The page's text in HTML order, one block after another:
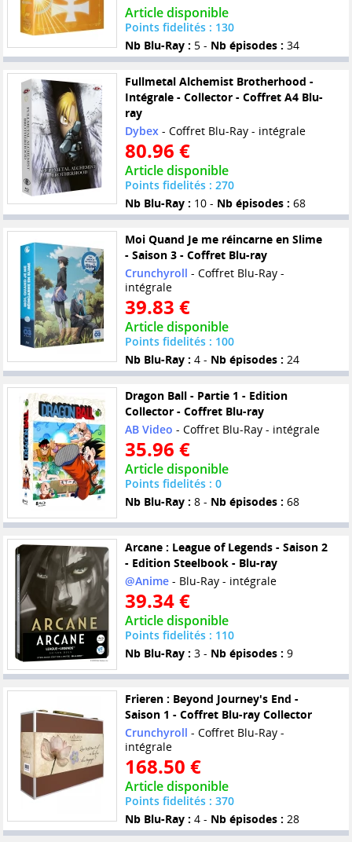
Article disponible
Points fidelités : 130
Nb Blu-Ray : 5 - Nb épisodes : 34
Fullmetal Alchemist Brotherhood -
Intégrale - Collector - Coffret A4 Blu-
ray
Dybex- Coffret Blu-Ray - intégrale
80.96 €
Article disponible
Points fidelités : 270
Nb Blu-Ray : 10 - Nb épisodes : 68
Moi Quand Je me réincarne en Slime
- Saison 3 - Coffret Blu-ray
Crunchyroll - Coffret Blu-Ray -
intégrale
39.83 €
Article disponible
Points fidelités : 100
Nb Blu-Ray : 4 - Nb épisodes : 24
Dragon Ball - Partie 1 - Edition
Collector - Coffret Blu-ray
AB Video - Coffret Blu-Ray - intégrale
35.96 €
Article disponible
Points fidelités : 0
Nb Blu-Ray : 8 - Nb épisodes : 68
Arcane : League of Legends - Saison 2
- Edition Steelbook - Blu-ray
@Anime- Blu-Ray - intégrale
39.34 €
Article disponible
Points fidelités : 110
Nb Blu-Ray : 3 - Nb épisodes : 9
Frieren : Beyond Journey's End -
Saison 1 - Coffret Blu-ray Collector
Crunchyroll - Coffret Blu-Ray -
intégrale
168.50 €
Article disponible
Points fidelités : 370
Nb Blu-Ray : 4 - Nb épisodes : 28